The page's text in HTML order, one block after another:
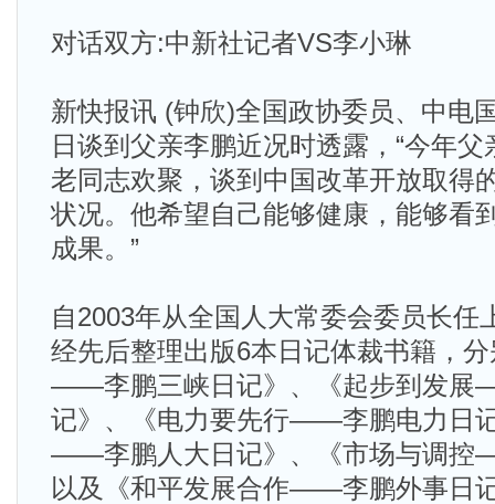
对话双方:中新社记者VS李小琳
新快报讯 (钟欣)全国政协委员、中电
日谈到父亲李鹏近况时透露，“今年
老同志欢聚，谈到中国改革开放取得
状况。他希望自己能够健康，能够看
成果。”
自2003年从全国人大常委会委员长任
经先后整理出版6本日记体裁书籍，
——李鹏三峡日记》、《起步到发
记》、《电力要先行——李鹏电力日
——李鹏人大日记》、《市场与调控
以及《和平发展合作——李鹏外事日